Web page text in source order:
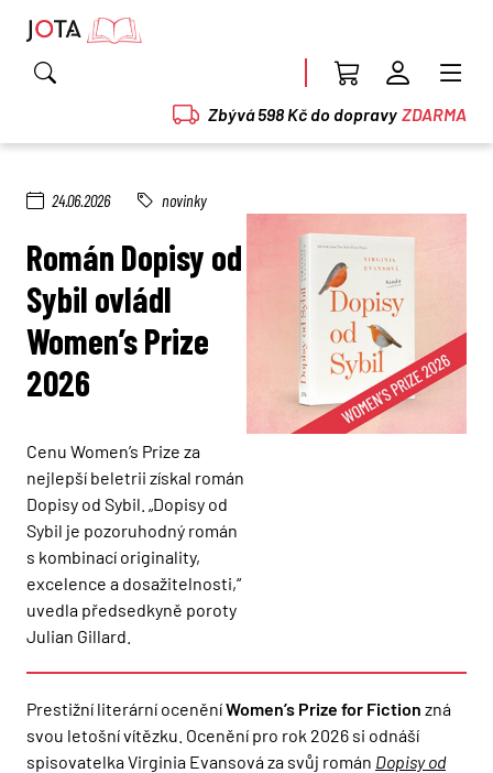
Zbývá 598 Kč do dopravy ZDARMA
24.06.2026 novinky
Román Dopisy od
Sybil ovládl
Women’s Prize
2026
Cenu Women’s Prize za
nejlepší beletrii získal román
Dopisy od Sybil. „Dopisy od
Sybil je pozoruhodný román
s kombinací originality,
excelence a dosažitelnosti,“
uvedla předsedkyně poroty
Julian Gillard.
Prestižní literární oceněníWomen’s Prize for Fiction zná
svou letošní vítězku. Ocenění pro rok 2026 si odnáší
spisovatelka Virginia Evansová za svůj román Dopisy od